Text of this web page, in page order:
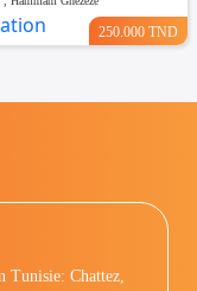
250.000 TND
Tunisie: Chattez,